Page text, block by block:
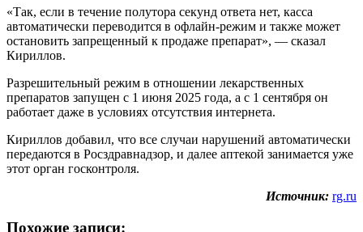
«Так, если в течение полутора секунд ответа нет, касса
автоматически переводится в офлайн-режим и также может
остановить запрещенный к продаже препарат», — сказал
Кириллов.
Разрешительный режим в отношении лекарственных
препаратов запущен с 1 июня 2025 года, а с 1 сентября он
работает даже в условиях отсутствия интернета.
Кириллов добавил, что все случаи нарушений автоматически
передаются в Росздравнадзор, и далее аптекой занимается уже
этот орган госконтроля.
Источник: rg.ru
Похожие записи: